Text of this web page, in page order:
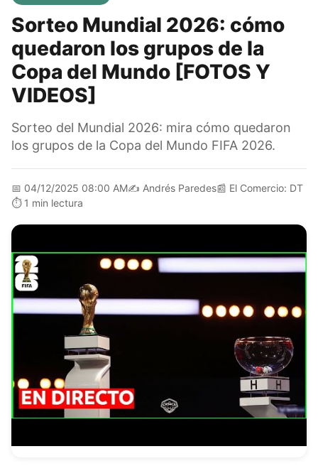
Sorteo Mundial 2026: cómo
quedaron los grupos de la
Copa del Mundo [FOTOS Y
VIDEOS]
Sorteo del Mundial 2026: mira cómo quedaron
los grupos de la Copa del Mundo FIFA 2026.
📅 04/12/2025 08:00 AM✍️ Andrés Paredes📰 El Comercio: DT
⏱️ 1 min lectura